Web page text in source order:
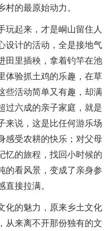
的最原始动力。
玩起来，才是峒山留住人
设计的活动，全是接地气
田里插秧，拿着钓竿在池
体验抓土鸡的乐趣，在草
些活动简单又有趣，却满
过六成的亲子家庭，就是
来说，这是比任何游乐场
感受农耕的快乐；对父母
忆的旅程，找回小时候的
的看风景，变成了亲身参
接拉满。
化的魅力，原来乡土文化
从来离不开那份独有的文